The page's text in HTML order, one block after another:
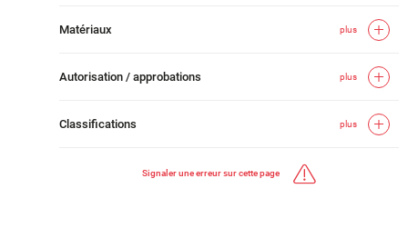
Matériaux plus
Autorisation / approbations plus
Classifications plus
Signaler une erreur sur cette page